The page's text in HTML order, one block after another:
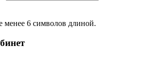
менее 6 символов длиной.